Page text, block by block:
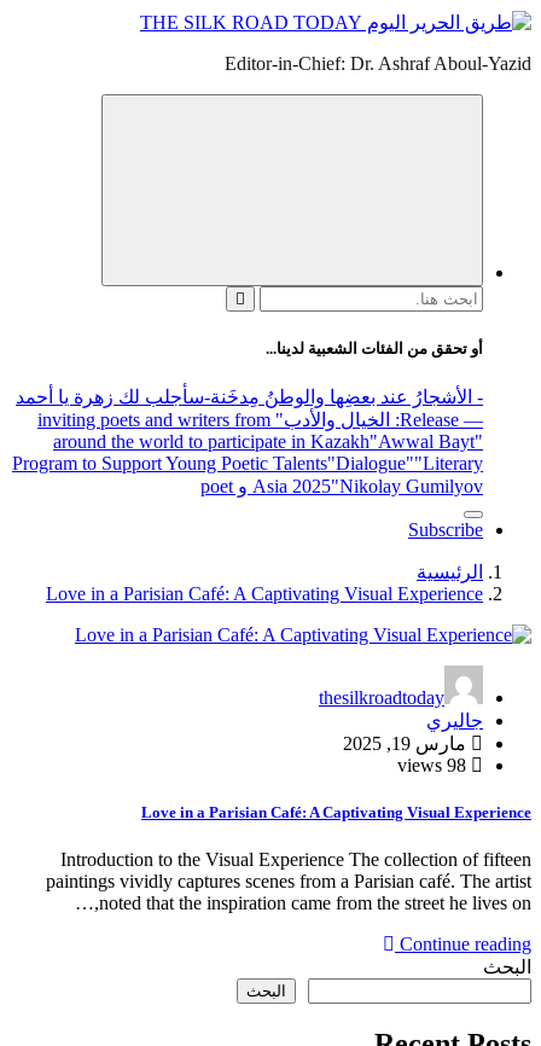
Editor-in-Chief: Dr. Ashraf Aboul-Yazid
البحث
أو تحقق من الفئات الشعبية لدينا...
- الأشجارُ عند بعضِها والوطنُ مِدخَنة-سأجلب لك زهرة يا أحمد
— Release
: الخيال والأدب
" inviting poets and writers from
around the world to participate in Kazakh"Awwal Bayt"
Program to Support Young Poetic Talents"Dialogue""Literary
Asia 2025"Nikolay Gumilyov و poet
Subscribe
الرئيسية
Love in a Parisian Café: A Captivating Visual Experience
thesilkroadtoday
جاليري
مارس 19, 2025
Love in a Parisian Café: A Captivating Visual Experience
Introduction to the Visual Experience The collection of fifteen
paintings vividly captures scenes from a Parisian café. The artist
noted that the inspiration came from the street he lives on,…
Continue reading
البحث
البحث